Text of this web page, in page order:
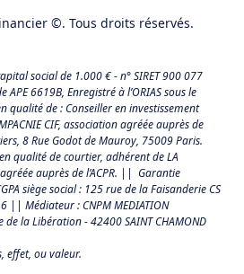
©. Tous droits réservés.
social de 1.000 € - n° SIRET 900 077
APE 6619B, Enregistré à l’ORIAS sous le
qualité de : Conseiller en investissement
CIF, association agréée auprès de
8 Rue Godot de Mauroy, 75009 Paris.
qualité de courtier, adhérent de LA
auprès de l’ACPR. || Garantie
siège social : 125 rue de la Faisanderie CS
|| Médiateur : CNPM MEDIATION
de la Libération - 42400 SAINT CHAMOND
effet, ou valeur.